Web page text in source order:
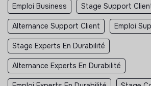
Emploi Business Stage Support
Alternance Support Client Emploi
Stage Experts En Durabilité
Alternance Experts En Durabilité